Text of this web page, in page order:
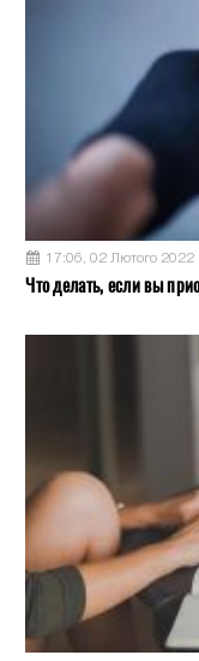
17:06, 02 Лютого 2022
Что делать, если вы